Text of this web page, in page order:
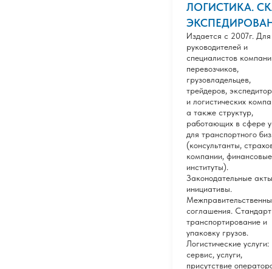
ЛОГИСТИКА.
Издается с 2007г. Для
руководителей и
специалистов
перевозчиков,
грузовладельцев,
трейдеров,
и логистических
а также структур,
работающих в сфере
для транспортного
(консультанты,
компании, финансовые
институты).
Законодательные
инициативы.
соглашения.
транспортирование и
упаковку грузов.
Логистические услуги:
сервис, услуги,
присутствие